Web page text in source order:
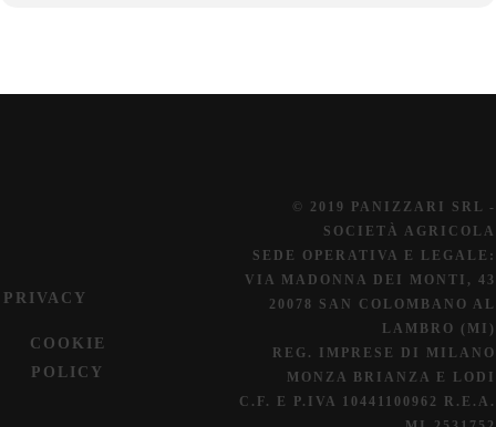
PRIVACY
COOKIE
POLICY
© 2019 PANIZZARI SRL -
SOCIETÀ AGRICOLA
SEDE OPERATIVA E LEGALE:
VIA MADONNA DEI MONTI, 43
20078 SAN COLOMBANO AL
LAMBRO (MI)
REG. IMPRESE DI MILANO
MONZA BRIANZA E LODI
C.F. E P.IVA 10441100962 R.E.A.